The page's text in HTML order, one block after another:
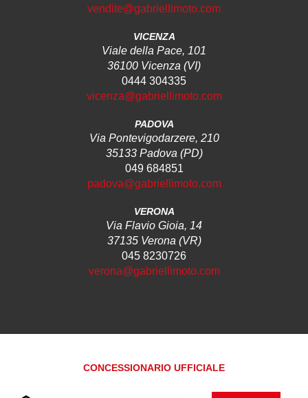
vendite@gabriellimoto.com
VICENZA
Viale della Pace, 101
36100 Vicenza (VI)
0444 304335
vicenza@gabriellimoto.com
PADOVA
Via Pontevigodarzere, 210
35133 Padova (PD)
049 684851
padova@gabriellimoto.com
VERONA
Via Flavio Gioia, 14
37135 Verona (VR)
045 8230726
verona@gabriellimoto.com
CONCESSIONARIO UFFICIALE